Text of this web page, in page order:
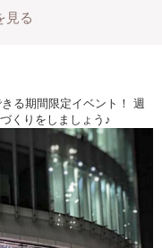
見る
る期間限定イベント！ 週
くりをしましょう♪